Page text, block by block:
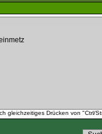
gleichzeitiges Drücken von "Ctrl/